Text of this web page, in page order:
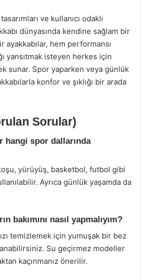
ve kullanıcı odaklı
dünyasında kendine sağlam bir
ayakkabılar, hem performansı
yansıtmak isteyen herkes için
sunar. Spor yaparken veya günlük
konfor ve şıklığı bir arada
Sorular)
hangi spor dallarında
yürüyüş, basketbol, futbol gibi
Ayrıca günlük yaşamda da
bakımını nasıl yapmalıyım?
temizlemek için yumuşak bir bez
Su geçirmez modeller
kaçınmanız önerilir.